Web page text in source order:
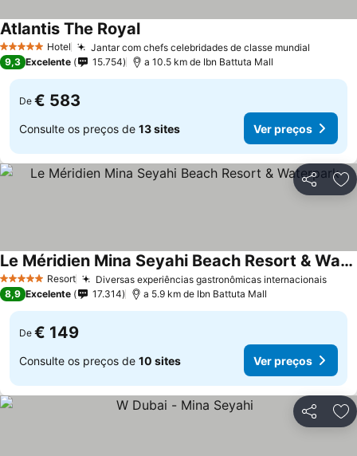
5 Estrelas Hotel Jantar com chefs celebridades de classe mundial
Atlantis The Royal
9,3 Excelente 15.754 a 10.5 km de Ibn Battuta Mall
De € 583
Consulte os preços de 13 sites Ver preços
Partilhar
5 Estrelas Resort Diversas experiências gastronômicas internacionais
Le Méridien Mina Seyahi Beach Resort & Waterpark
8,9 Excelente 17.314 a 5.9 km de Ibn Battuta Mall
De € 149
Consulte os preços de 10 sites Ver preços
Partilhar